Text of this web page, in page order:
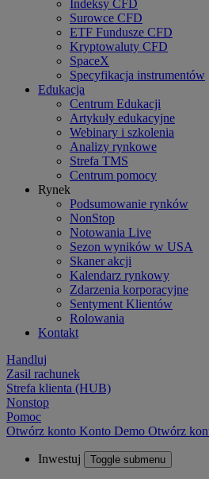
Indeksy CFD
Surowce CFD
ETF Fundusze CFD
Kryptowaluty CFD
SpaceX
Specyfikacja instrumentów
Edukacja
Centrum Edukacji
Artykuły edukacyjne
Webinary i szkolenia
Analizy rynkowe
Strefa TMS
Centrum pomocy
Rynek
Podsumowanie rynków
NonStop
Notowania Live
Sezon wyników w USA
Skaner akcji
Kalendarz rynkowy
Zdarzenia korporacyjne
Sentyment Klientów
Rolowania
Kontakt
Handluj
Zasil rachunek
Strefa klienta (HUB)
Nonstop
Pomoc
Otwórz konto Konto Demo Otwórz
Inwestuj Toggle submenu